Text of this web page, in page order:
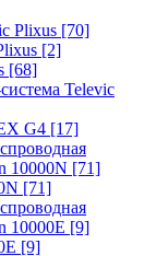
Plixus [70]
[2]
[68]
Televic
G4 [17]
10000N [71]
[71]
10000E [9]
[9]